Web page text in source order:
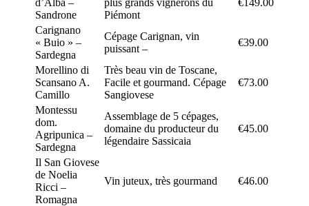
Sandrone
Piémont
Carignano
« Buio » –
Sardegna
Cépage Carignan, vin
puissant –
€39.00
Morellino di
Scansano A.
Camillo
Très beau vin de Toscane,
Facile et gourmand. Cépage
Sangiovese
€73.00
Montessu
dom.
Agripunica –
Sardegna
Assemblage de 5 cépages,
domaine du producteur du
légendaire Sassicaia
€45.00
Il San Giovese
de Noelia
Ricci –
Romagna
Vin juteux, très gourmand €46.00